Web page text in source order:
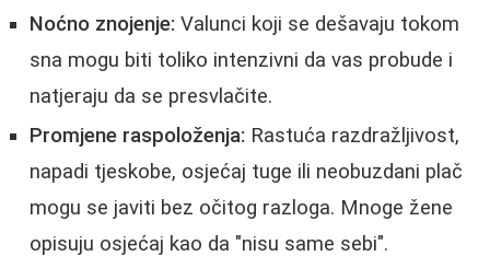
Noćno znojenje: Valunci koji se dešavaju tokom
sna mogu biti toliko intenzivni da vas probude i
natjeraju da se presvlačite.
Promjene raspoloženja: Rastuća razdražljivost,
napadi tjeskobe, osjećaj tuge ili neobuzdani plač
mogu se javiti bez očitog razloga. Mnoge žene
opisuju osjećaj kao da "nisu same sebi".